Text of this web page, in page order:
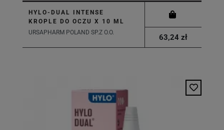
HYLO-DUAL INTENSE
KROPLE DO OCZU X 10 ML
URSAPHARM POLAND SP.Z O.O.
63,24 zł